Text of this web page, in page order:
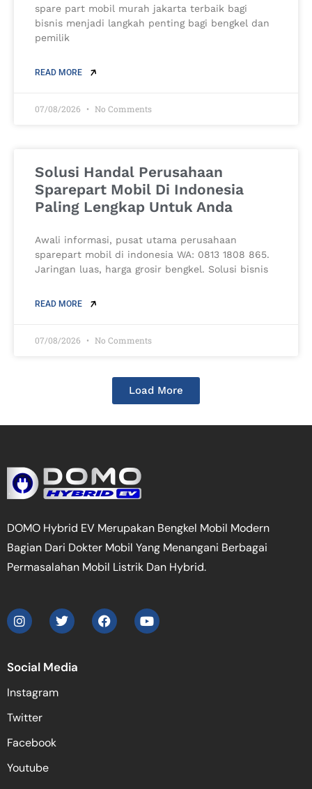
spare part mobil murah jakarta terbaik bagi
bisnis menjadi langkah penting bagi bengkel dan
pemilik
READ MORE
07/08/2026 No Comments
Solusi Handal Perusahaan
Sparepart Mobil Di Indonesia
Paling Lengkap Untuk Anda
Awali informasi, pusat utama perusahaan
sparepart mobil di indonesia WA: 0813 1808 865.
Jaringan luas, harga grosir bengkel. Solusi bisnis
READ MORE
07/08/2026 No Comments
Load More
DOMO Hybrid EV Merupakan Bengkel Mobil Modern
Bagian Dari Dokter Mobil Yang Menangani Berbagai
Permasalahan Mobil Listrik Dan Hybrid.
Social Media
Instagram
Twitter
Facebook
Youtube